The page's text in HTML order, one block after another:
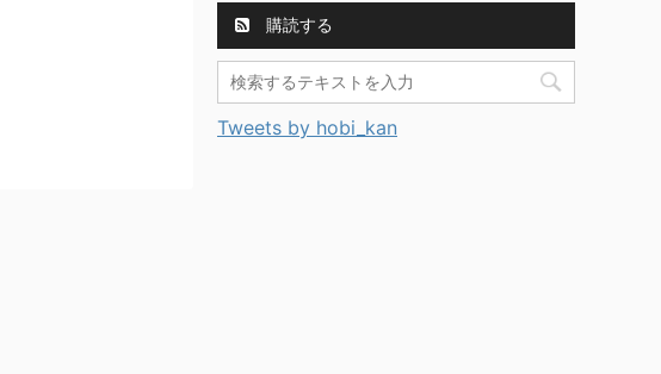
購読する
Tweets by hobi_kan